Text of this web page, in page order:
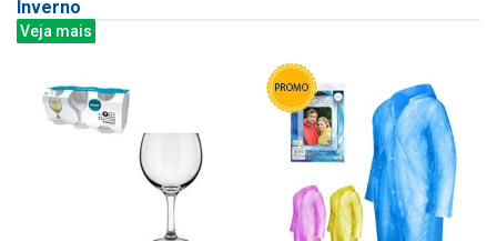
Inverno
Veja mais